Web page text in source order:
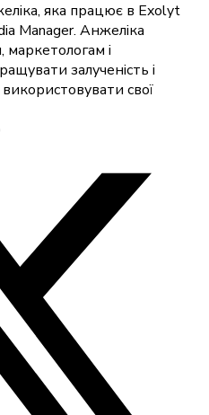
яка працює в Exolyt
Manager. Анжеліка
і
залученість і
свої